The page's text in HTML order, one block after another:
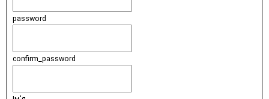
password
confirm_password